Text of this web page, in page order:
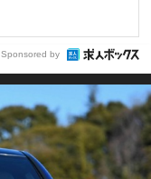
Sponsored by